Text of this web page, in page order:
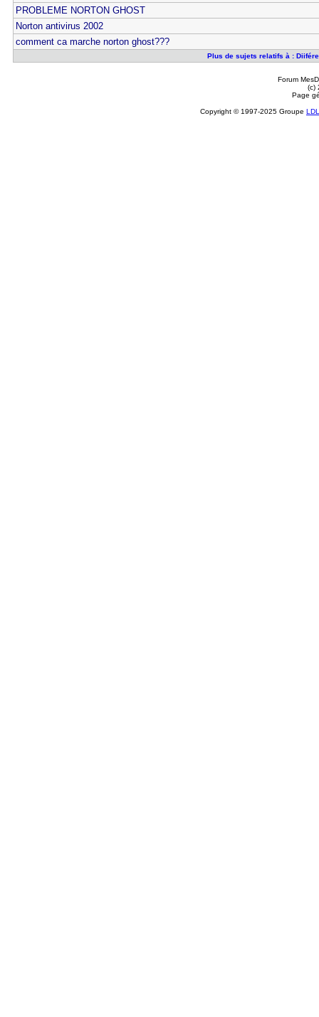
PROBLEME NORTON GHOST
Norton antivirus 2002
comment ca marche norton ghost???
Plus de sujets relatifs à :
Forum
(c)
Page
Copyright © 1997-2025 Groupe